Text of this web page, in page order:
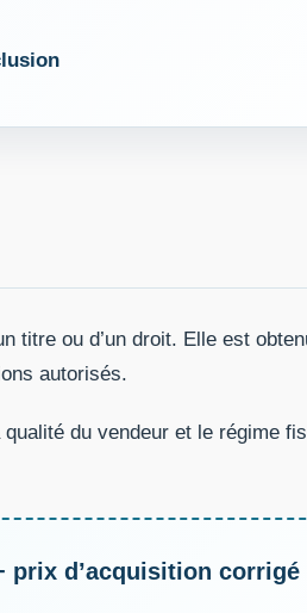
titre ou d’un droit. Elle est
autorisés.
du vendeur et le régime
prix d’acquisition corrigé